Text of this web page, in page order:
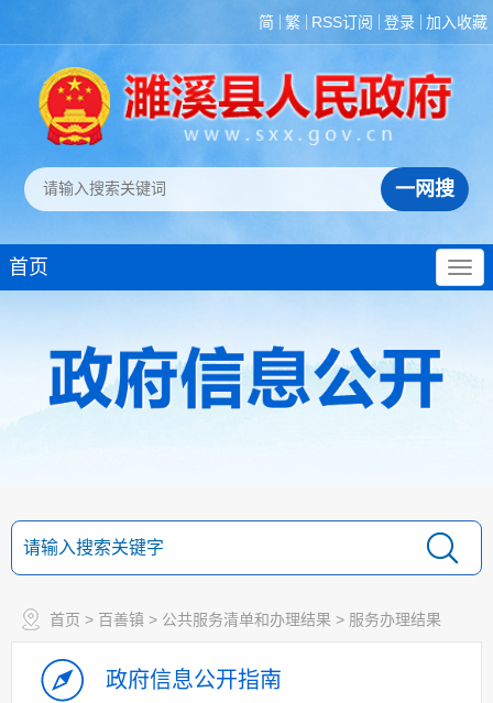
简 繁 RSS订阅 登录 加入收藏
首页
首页 > 百善镇 > 公共服务清单和办理结果 > 服务办理结果
政府信息公开指南